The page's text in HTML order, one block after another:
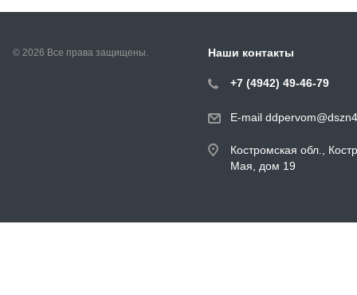
© 2026 Все права защищены. Наши контакты
+7 (4942) 49-46-79
E-mail
Костромская обл.,
Мая, дом 19